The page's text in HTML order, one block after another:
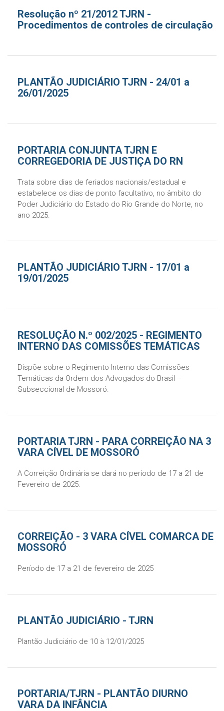
Resolução nº 21/2012 TJRN -
Procedimentos de controles de circulação
PLANTÃO JUDICIÁRIO TJRN - 24/01 a
26/01/2025
PORTARIA CONJUNTA TJRN E
CORREGEDORIA DE JUSTIÇA DO RN
Trata sobre dias de feriados nacionais/estadual e
estabelece os dias de ponto facultativo, no âmbito do
Poder Judiciário do Estado do Rio Grande do Norte, no
ano 2025.
PLANTÃO JUDICIÁRIO TJRN - 17/01 a
19/01/2025
RESOLUÇÃO N.º 002/2025 - REGIMENTO
INTERNO DAS COMISSÕES TEMÁTICAS
Dispõe sobre o Regimento Interno das Comissões
Temáticas da Ordem dos Advogados do Brasil –
Subseccional de Mossoró.
PORTARIA TJRN - PARA CORREIÇÃO NA 3
VARA CÍVEL DE MOSSORÓ
A Correição Ordinária se dará no período de 17 a 21 de
Fevereiro de 2025.
CORREIÇÃO - 3 VARA CÍVEL COMARCA DE
MOSSORÓ
Período de 17 a 21 de fevereiro de 2025
PLANTÃO JUDICIÁRIO - TJRN
Plantão Judiciário de 10 à 12/01/2025
PORTARIA/TJRN - PLANTÃO DIURNO
VARA DA INFÂNCIA